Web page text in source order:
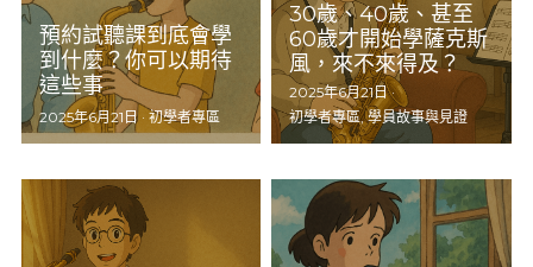
預約試聽課到底會學
到什麼？你可以期待
這些事
2025年6月21日· 初學者專區
30歲、40歲、甚至
60歲才開始學薩克斯
風，來不來得及？
2025年6月21日·
初學者專區, 學員故事與見證